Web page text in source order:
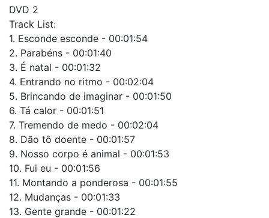
DVD 2
Track List:
1. Esconde esconde - 00:01:54
2. Parabéns - 00:01:40
3. É natal - 00:01:32
4. Entrando no ritmo - 00:02:04
5. Brincando de imaginar - 00:01:50
6. Tá calor - 00:01:51
7. Tremendo de medo - 00:02:04
8. Dão tô doente - 00:01:57
9. Nosso corpo é animal - 00:01:53
10. Fui eu - 00:01:56
11. Montando a ponderosa - 00:01:55
12. Mudanças - 00:01:33
13. Gente grande - 00:01:22